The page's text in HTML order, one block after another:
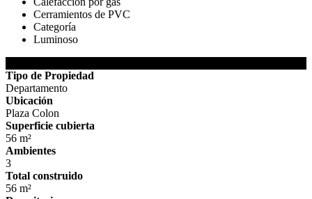
Cerramientos de PVC
Categoría
Luminoso
Tipo de Propiedad
Departamento
Ubicación
Plaza Colon
Superficie cubierta
56 m²
Ambientes
3
Total construido
56 m²